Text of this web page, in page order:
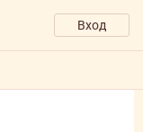
Вход